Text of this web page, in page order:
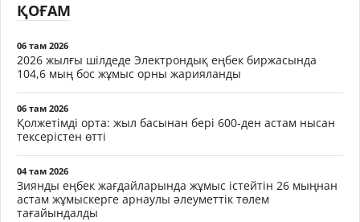
ҚОҒАМ
06 там 2026
2026 жылғы шілдеде Электрондық еңбек биржасында
104,6 мың бос жұмыс орны жарияланды
06 там 2026
Қолжетімді орта: жыл басынан бері 600-ден астам нысан
тексерістен өтті
04 там 2026
Зиянды еңбек жағдайларында жұмыс істейтін 26 мыңнан
астам жұмыскерге арнаулы әлеуметтік төлем
тағайындалды